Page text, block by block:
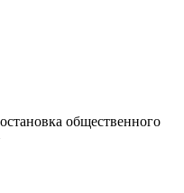
общественного